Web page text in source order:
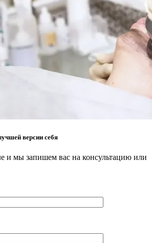
версии себя
и мы запишем вас на консультацию или